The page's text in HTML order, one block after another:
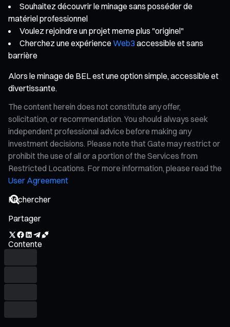
Souhaitez découvrir le minage sans posséder de
matériel professionnel
Voulez rejoindre un projet meme plus "originel"
Cherchez une expérience Web3 accessible et sans
barrière
Alors le minage de BEL est une option simple, accessible et
divertissante.
The content herein does not constitute any offer,
solicitation, or recommendation. You should always seek
independent professional advice before making any
investment decisions. Please note that Gate may restrict or
prohibit the use of all or a portion of the Services from
Restricted Locations. For more information, please read the
User Agreement
Partager
Contente